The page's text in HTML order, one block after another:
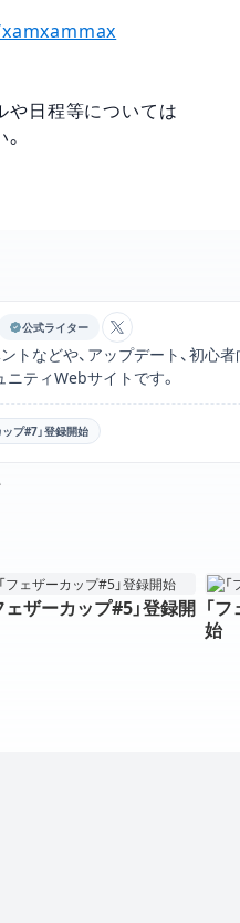
や日程等については
公式ライター
RL JAPAN編集
トなどや、アップデート、初
ティWebサイトです。
ップ#7」登録開始
ェザーカップ#5」登録開
「
始